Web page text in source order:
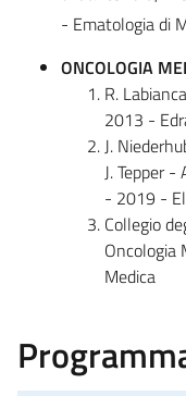
- Ematologia di
ONCOLOGIA
R.
2013 -
J.
J. Tepper
- 2019 -
Collegio
Oncologia
Medica